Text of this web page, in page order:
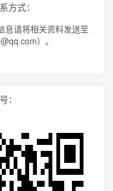
方式：
息请将相关资料发送至
）。
：